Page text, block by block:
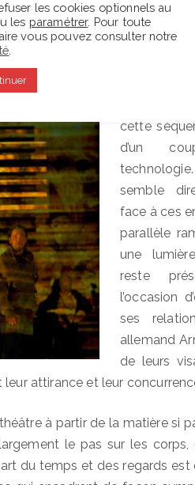
trois visages filmés en gros
avec des effets de
Ulrich
cette
d’un
semble
face à ces
parallèle
une
reste
l’occasion
ses
allemand
de leurs
attirance et leur
à partir de la matière si
le pas sur les
du temps et des regards
les cookies optionnels au
les paramétrer. Pour toute
vous pouvez consulter notre